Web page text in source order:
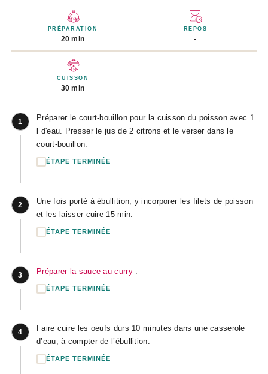
PRÉPARATION
20 min
REPOS
-
CUISSON
30 min
1
Préparer le court-bouillon pour la cuisson du poisson avec 1
l d'eau. Presser le jus de 2 citrons et le verser dans le
court-bouillon.
ÉTAPE TERMINÉE
2
Une fois porté à ébullition, y incorporer les filets de poisson
et les laisser cuire 15 min.
ÉTAPE TERMINÉE
3 Préparer la sauce au curry:
ÉTAPE TERMINÉE
4
Faire cuire les oeufs durs 10 minutes dans une casserole
d’eau, à compter de l’ébullition.
ÉTAPE TERMINÉE